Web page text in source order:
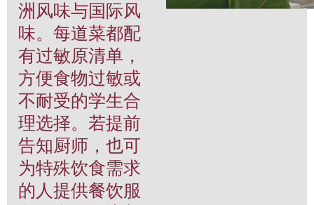
洲风味与国际风
味。每道菜都配
有过敏原清单，
方便食物过敏或
不耐受的学生合
理选择。若提前
告知厨师，也可
为特殊饮食需求
的人提供餐饮服